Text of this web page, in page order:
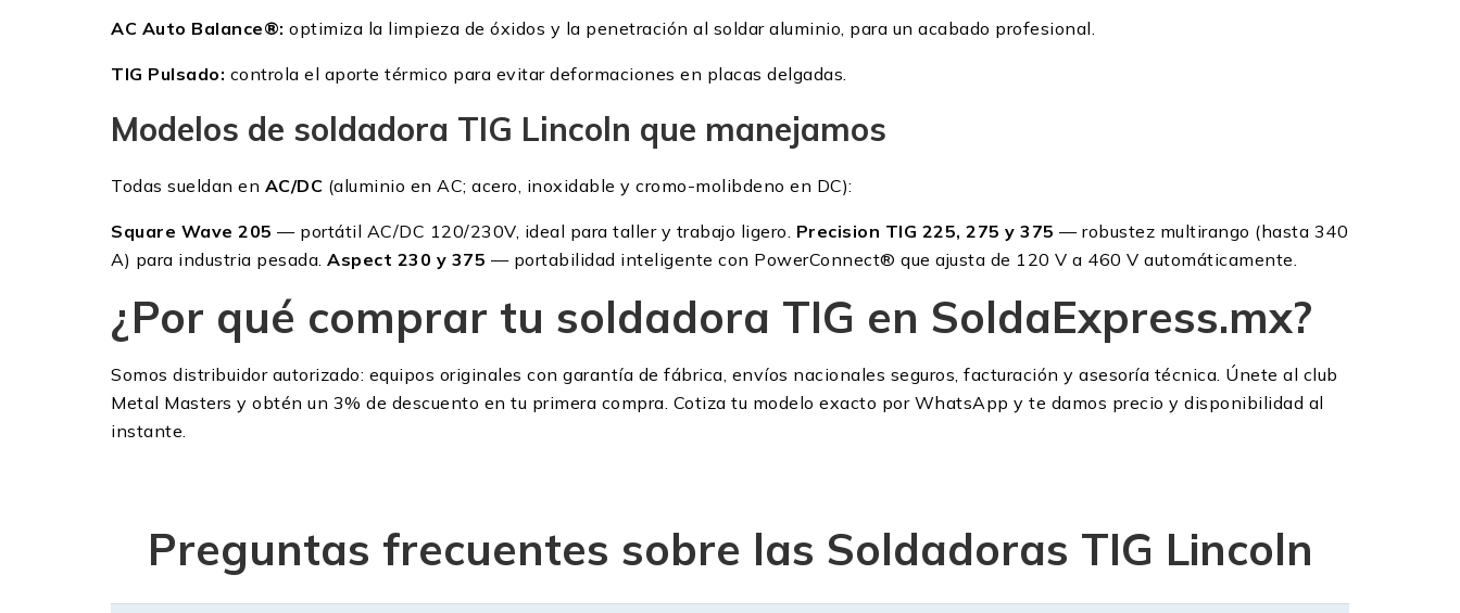
AC Auto Balance®: optimiza la limpieza de óxidos y la penetración al soldar aluminio, para un acabado profesional.
TIG Pulsado: controla el aporte térmico para evitar deformaciones en placas delgadas.
Modelos de soldadora TIG Lincoln que manejamos
Todas sueldan en AC/DC (aluminio en AC; acero, inoxidable y cromo-molibdeno en DC):
Square Wave 205 — portátil AC/DC 120/230V, ideal para taller y trabajo ligero. Precision TIG 225, 275 y 375 — robustez multirango (hasta 340
A) para industria pesada. Aspect 230 y 375 — portabilidad inteligente con PowerConnect® que ajusta de 120 V a 460 V automáticamente.
¿Por qué comprar tu soldadora TIG en SoldaExpress.mx?
Somos distribuidor autorizado: equipos originales con garantía de fábrica, envíos nacionales seguros, facturación y asesoría técnica. Únete al club
Metal Masters y obtén un 3% de descuento en tu primera compra. Cotiza tu modelo exacto por WhatsApp y te damos precio y disponibilidad al
instante.
Preguntas frecuentes sobre las Soldadoras TIG Lincoln